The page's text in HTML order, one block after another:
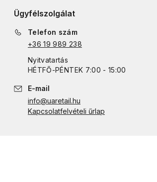
Ügyfélszolgálat
Telefon szám
+36 19 989 238
Nyitvatartás
HÉTFŐ-PÉNTEK 7:00 - 15:00
E-mail
info@uaretail.hu
Kapcsolatfelvételi űrlap